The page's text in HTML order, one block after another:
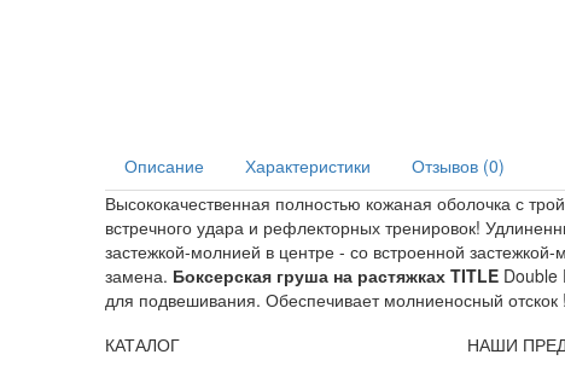
Описание Характеристики
Отзывов (0)
Высококачественная полностью кожаная оболочка с
встречного удара и рефлекторных тренировок!
застежкой-молнией в центре - со встроенной
замена. Боксерская груша на растяжках TITLE Double
для подвешивания. Обеспечивает молниеносный отскок !
КАТАЛОГ
НАШИ